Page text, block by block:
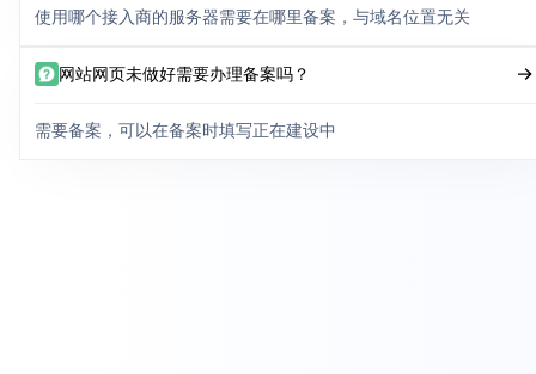
使用哪个接入商的服务器需要在哪里备案，与域名位置无关
网站网页未做好需要办理备案吗？
需要备案，可以在备案时填写正在建设中